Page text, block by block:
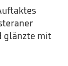
glänzte mit